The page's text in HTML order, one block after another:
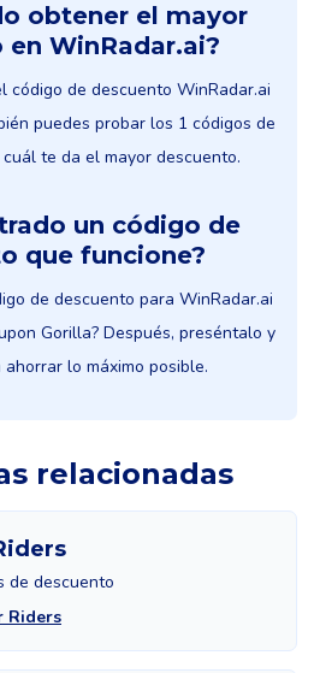
obtener el mayor
en WinRadar.ai?
código de descuento WinRadar.ai
puedes probar los 1 códigos de
te da el mayor descuento.
un código de
que funcione?
de descuento para WinRadar.ai
Gorilla? Después, preséntalo y
lo máximo posible.
relacionadas
de descuento
Riders